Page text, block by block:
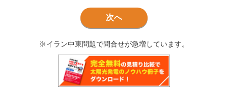
次へ
※イラン中東問題で問合せが急増しています。